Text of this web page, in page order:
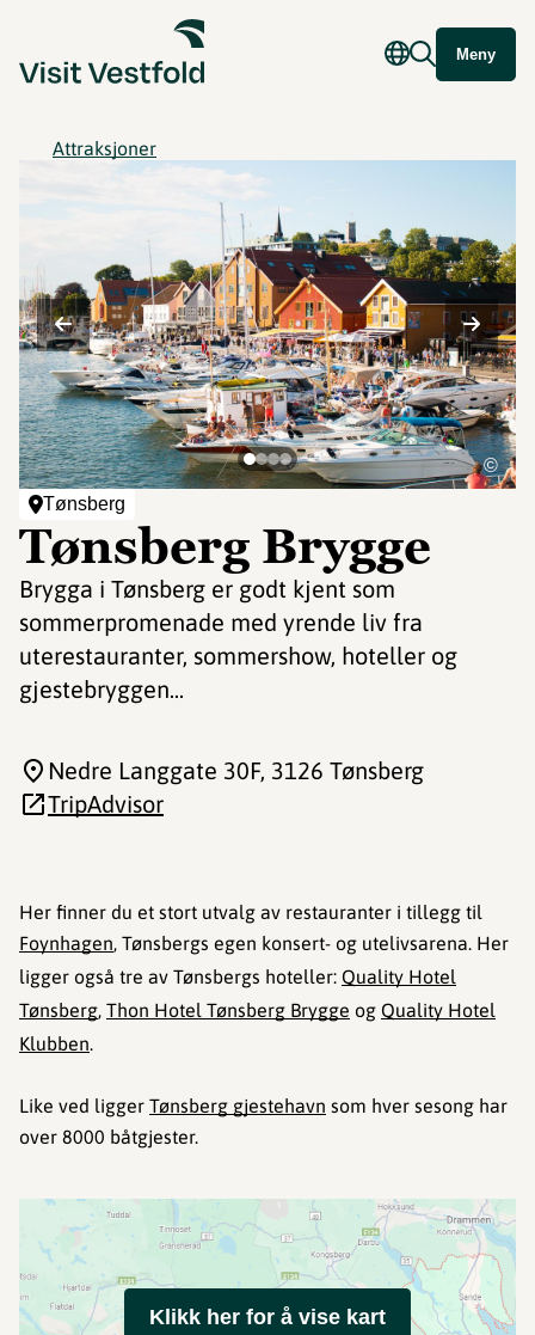
Meny
Attraksjoner
Tønsberg
Tønsberg Brygge
Brygga i Tønsberg er godt kjent som
sommerpromenade med yrende liv fra
uterestauranter, sommershow, hoteller og
gjestebryggen...
©
Her finner du et stort utvalg av restauranter i tillegg til
Foynhagen, Tønsbergs egen konsert- og utelivsarena. Her
ligger også tre av Tønsbergs hoteller: Quality Hotel
Tønsberg, Thon Hotel Tønsberg Brygge og Quality Hotel
Klubben.
Like ved ligger Tønsberg gjestehavn som hver sesong har
over 8000 båtgjester.
Nedre Langgate 30F, 3126 Tønsberg
TripAdvisor
Klikk her for å vise kart